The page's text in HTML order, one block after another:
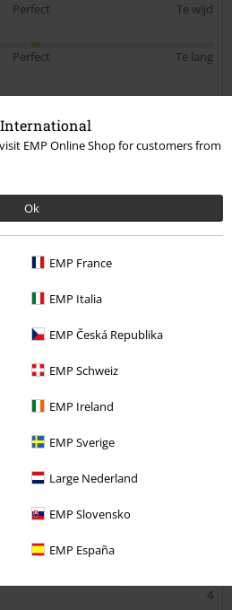
EMP Online Shop for customers from
Ok
EMP France
EMP Italia
EMP Česká Republika
EMP Schweiz
EMP Ireland
EMP Sverige
Large Nederland
EMP Slovensko
EMP España
Perfect
Te wijd
Perfect Te lang
Opmerking
maat: 4xl
en hij is er bloij mee
4